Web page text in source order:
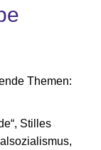
Themen:
Stilles